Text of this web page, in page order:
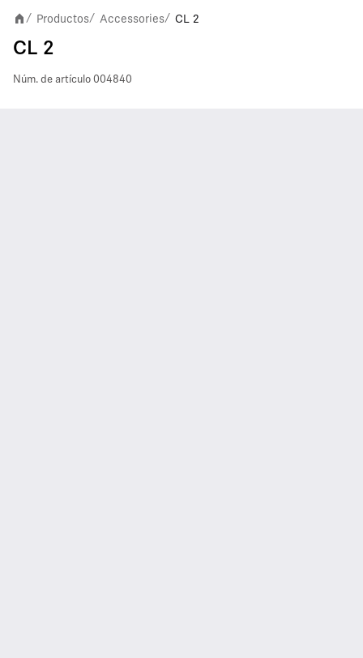
/ Productos/ Accessories/ CL 2
CL 2
Núm. de artículo 004840